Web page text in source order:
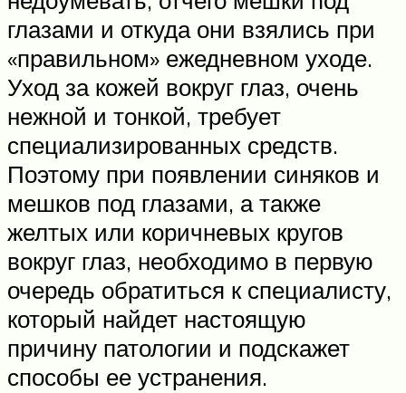
глазами и откуда они взялись при
«правильном» ежедневном уходе.
Уход за кожей вокруг глаз, очень
нежной и тонкой, требует
специализированных средств.
Поэтому при появлении синяков и
мешков под глазами, а также
желтых или коричневых кругов
вокруг глаз, необходимо в первую
очередь обратиться к специалисту,
который найдет настоящую
причину патологии и подскажет
способы ее устранения.